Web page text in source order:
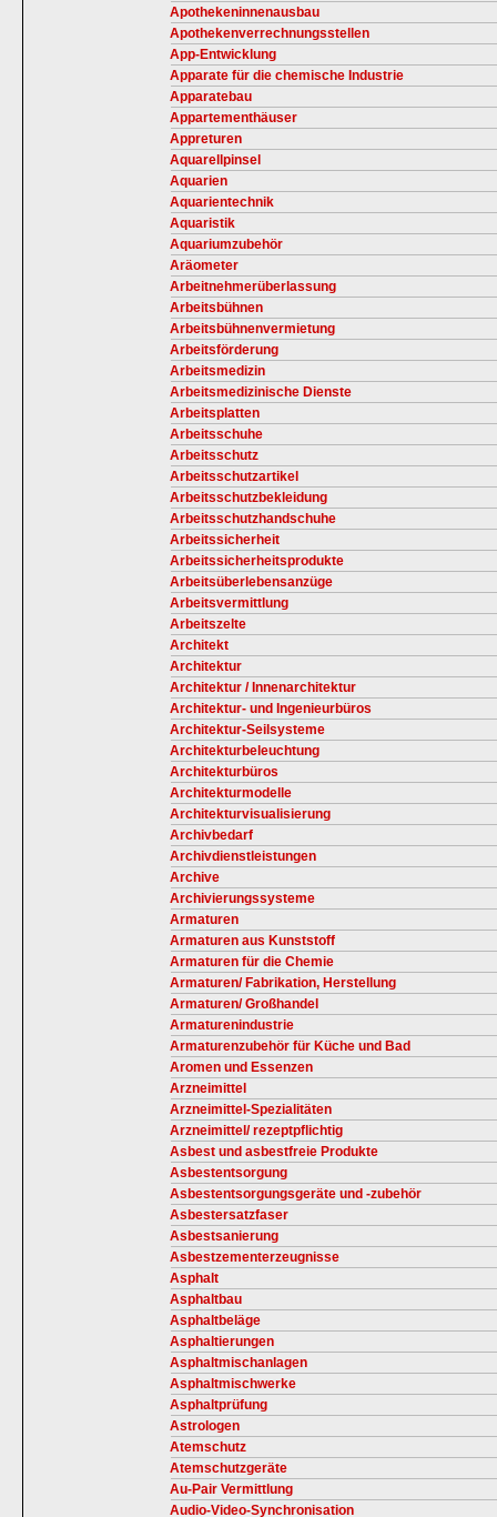
Apothekeninnenausbau
Apothekenverrechnungsstellen
App-Entwicklung
Apparate für die chemische Industrie
Apparatebau
Appartementhäuser
Appreturen
Aquarellpinsel
Aquarien
Aquarientechnik
Aquaristik
Aquariumzubehör
Aräometer
Arbeitnehmerüberlassung
Arbeitsbühnen
Arbeitsbühnenvermietung
Arbeitsförderung
Arbeitsmedizin
Arbeitsmedizinische Dienste
Arbeitsplatten
Arbeitsschuhe
Arbeitsschutz
Arbeitsschutzartikel
Arbeitsschutzbekleidung
Arbeitsschutzhandschuhe
Arbeitssicherheit
Arbeitssicherheitsprodukte
Arbeitsüberlebensanzüge
Arbeitsvermittlung
Arbeitszelte
Architekt
Architektur
Architektur / Innenarchitektur
Architektur- und Ingenieurbüros
Architektur-Seilsysteme
Architekturbeleuchtung
Architekturbüros
Architekturmodelle
Architekturvisualisierung
Archivbedarf
Archivdienstleistungen
Archive
Archivierungssysteme
Armaturen
Armaturen aus Kunststoff
Armaturen für die Chemie
Armaturen/ Fabrikation, Herstellung
Armaturen/ Großhandel
Armaturenindustrie
Armaturenzubehör für Küche und Bad
Aromen und Essenzen
Arzneimittel
Arzneimittel-Spezialitäten
Arzneimittel/ rezeptpflichtig
Asbest und asbestfreie Produkte
Asbestentsorgung
Asbestentsorgungsgeräte und -zubehör
Asbestersatzfaser
Asbestsanierung
Asbestzementerzeugnisse
Asphalt
Asphaltbau
Asphaltbeläge
Asphaltierungen
Asphaltmischanlagen
Asphaltmischwerke
Asphaltprüfung
Astrologen
Atemschutz
Atemschutzgeräte
Au-Pair Vermittlung
Audio-Video-Synchronisation